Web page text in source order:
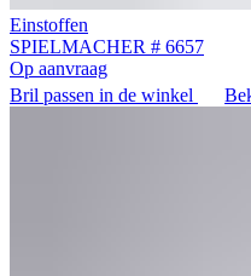
Einstoffen
SPIELMACHER # 6657
Op aanvraag
Bril passen in de winkel